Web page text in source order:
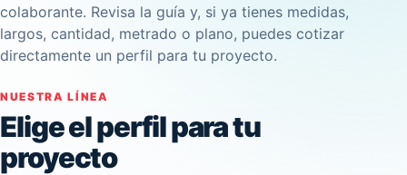
colaborante. Revisa la guía y, si ya tienes medidas,
largos, cantidad, metrado o plano, puedes cotizar
directamente un perfil para tu proyecto.
NUESTRA LÍNEA
Elige el perfil para tu
proyecto